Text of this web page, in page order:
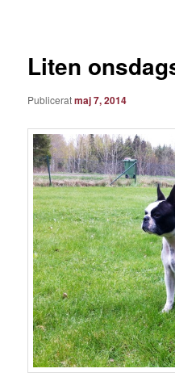
Liten
Publiceratmaj 7, 2014